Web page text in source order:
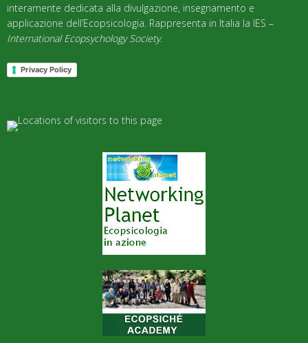
interamente dedicata alla divulgazione, insegnamento e
applicazione dell’Ecopsicologia. Rappresenta in Italia la IES –
International Ecopsychology Society.
Privacy Policy